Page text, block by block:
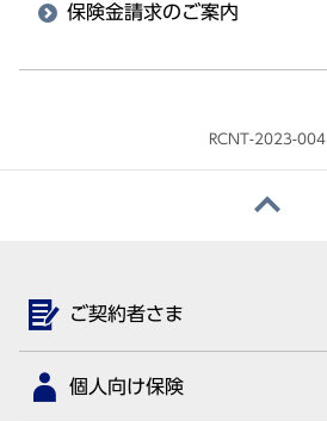
保険金請求のご案内
RCNT-2023-004
ご契約者さま
個人向け保険